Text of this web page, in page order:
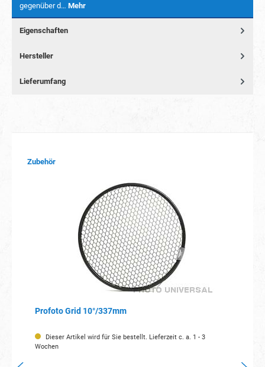
gegenüber d… Mehr
Eigenschaften
Hersteller
Lieferumfang
Produktgalerie überspringen
Zubehör
Profoto Grid 10°/337mm
Dieser Artikel wird für Sie bestellt. Lieferzeit c. a. 1 - 3
Wochen